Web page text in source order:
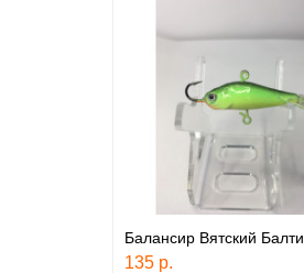
Балансир Вятский
135 р.